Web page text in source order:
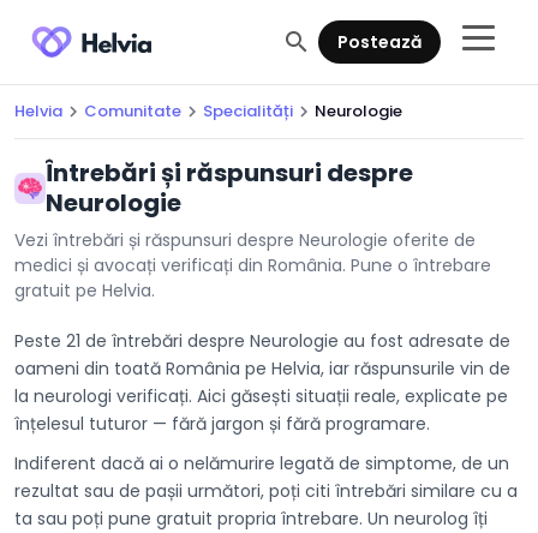
search Postează
Helvia chevron_right Comunitate chevron_right Specialități chevron_right Neurologie
Întrebări și răspunsuri despre
Neurologie
Vezi întrebări și răspunsuri despre Neurologie oferite de
medici și avocați verificați din România. Pune o întrebare
gratuit pe Helvia.
Peste 21 de întrebări despre Neurologie au fost adresate de
oameni din toată România pe Helvia, iar răspunsurile vin de
la neurologi verificați. Aici găsești situații reale, explicate pe
înțelesul tuturor — fără jargon și fără programare.
Indiferent dacă ai o nelămurire legată de simptome, de un
rezultat sau de pașii următori, poți citi întrebări similare cu a
ta sau poți pune gratuit propria întrebare. Un neurolog îți